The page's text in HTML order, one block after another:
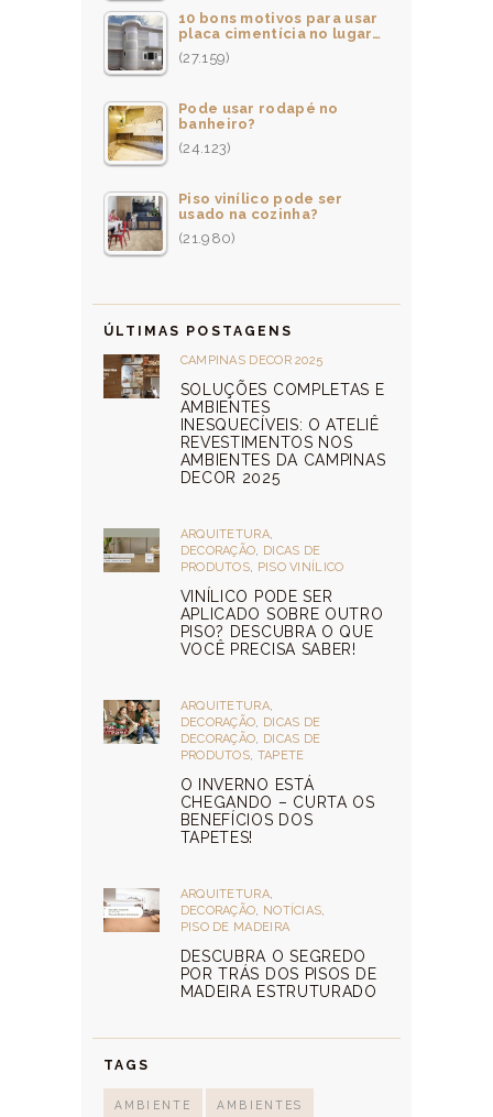
10 bons motivos para usar
placa cimentícia no lugar…
(27.159)
Pode usar rodapé no
banheiro?
(24.123)
Piso vinílico pode ser
usado na cozinha?
(21.980)
ÚLTIMAS POSTAGENS
CAMPINAS DECOR 2025
SOLUÇÕES COMPLETAS E
AMBIENTES
INESQUECÍVEIS: O ATELIÊ
REVESTIMENTOS NOS
AMBIENTES DA CAMPINAS
DECOR 2025
ARQUITETURA,
DECORAÇÃO, DICAS DE
PRODUTOS, PISO VINÍLICO
VINÍLICO PODE SER
APLICADO SOBRE OUTRO
PISO? DESCUBRA O QUE
VOCÊ PRECISA SABER!
ARQUITETURA,
DECORAÇÃO, DICAS DE
DECORAÇÃO, DICAS DE
PRODUTOS, TAPETE
O INVERNO ESTÁ
CHEGANDO – CURTA OS
BENEFÍCIOS DOS
TAPETES!
ARQUITETURA,
DECORAÇÃO, NOTÍCIAS,
PISO DE MADEIRA
DESCUBRA O SEGREDO
POR TRÁS DOS PISOS DE
MADEIRA ESTRUTURADO
TAGS
AMBIENTE AMBIENTES